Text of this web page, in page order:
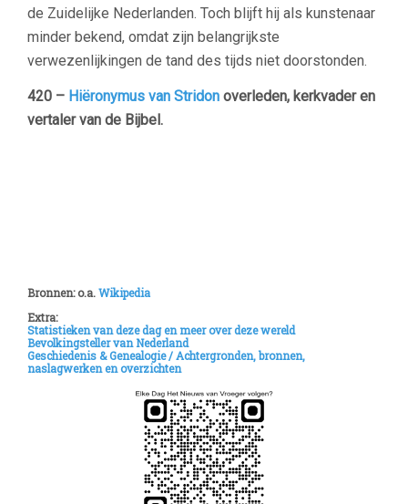
de Zuidelijke Nederlanden. Toch blijft hij als kunstenaar
minder bekend, omdat zijn belangrijkste
verwezenlijkingen de tand des tijds niet doorstonden.
420 – Hiëronymus van Stridon overleden, kerkvader en
vertaler van de Bijbel.
Bronnen: o.a.Wikipedia
Extra:
Statistieken van deze dag en meer over deze wereld
Bevolkingsteller van Nederland
Geschiedenis & Genealogie /Achtergronden, bronnen,
naslagwerken en overzichten